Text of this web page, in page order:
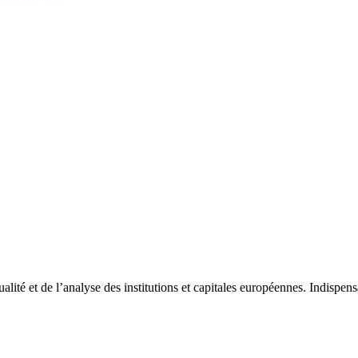
et de l’analyse des institutions et capitales européennes.